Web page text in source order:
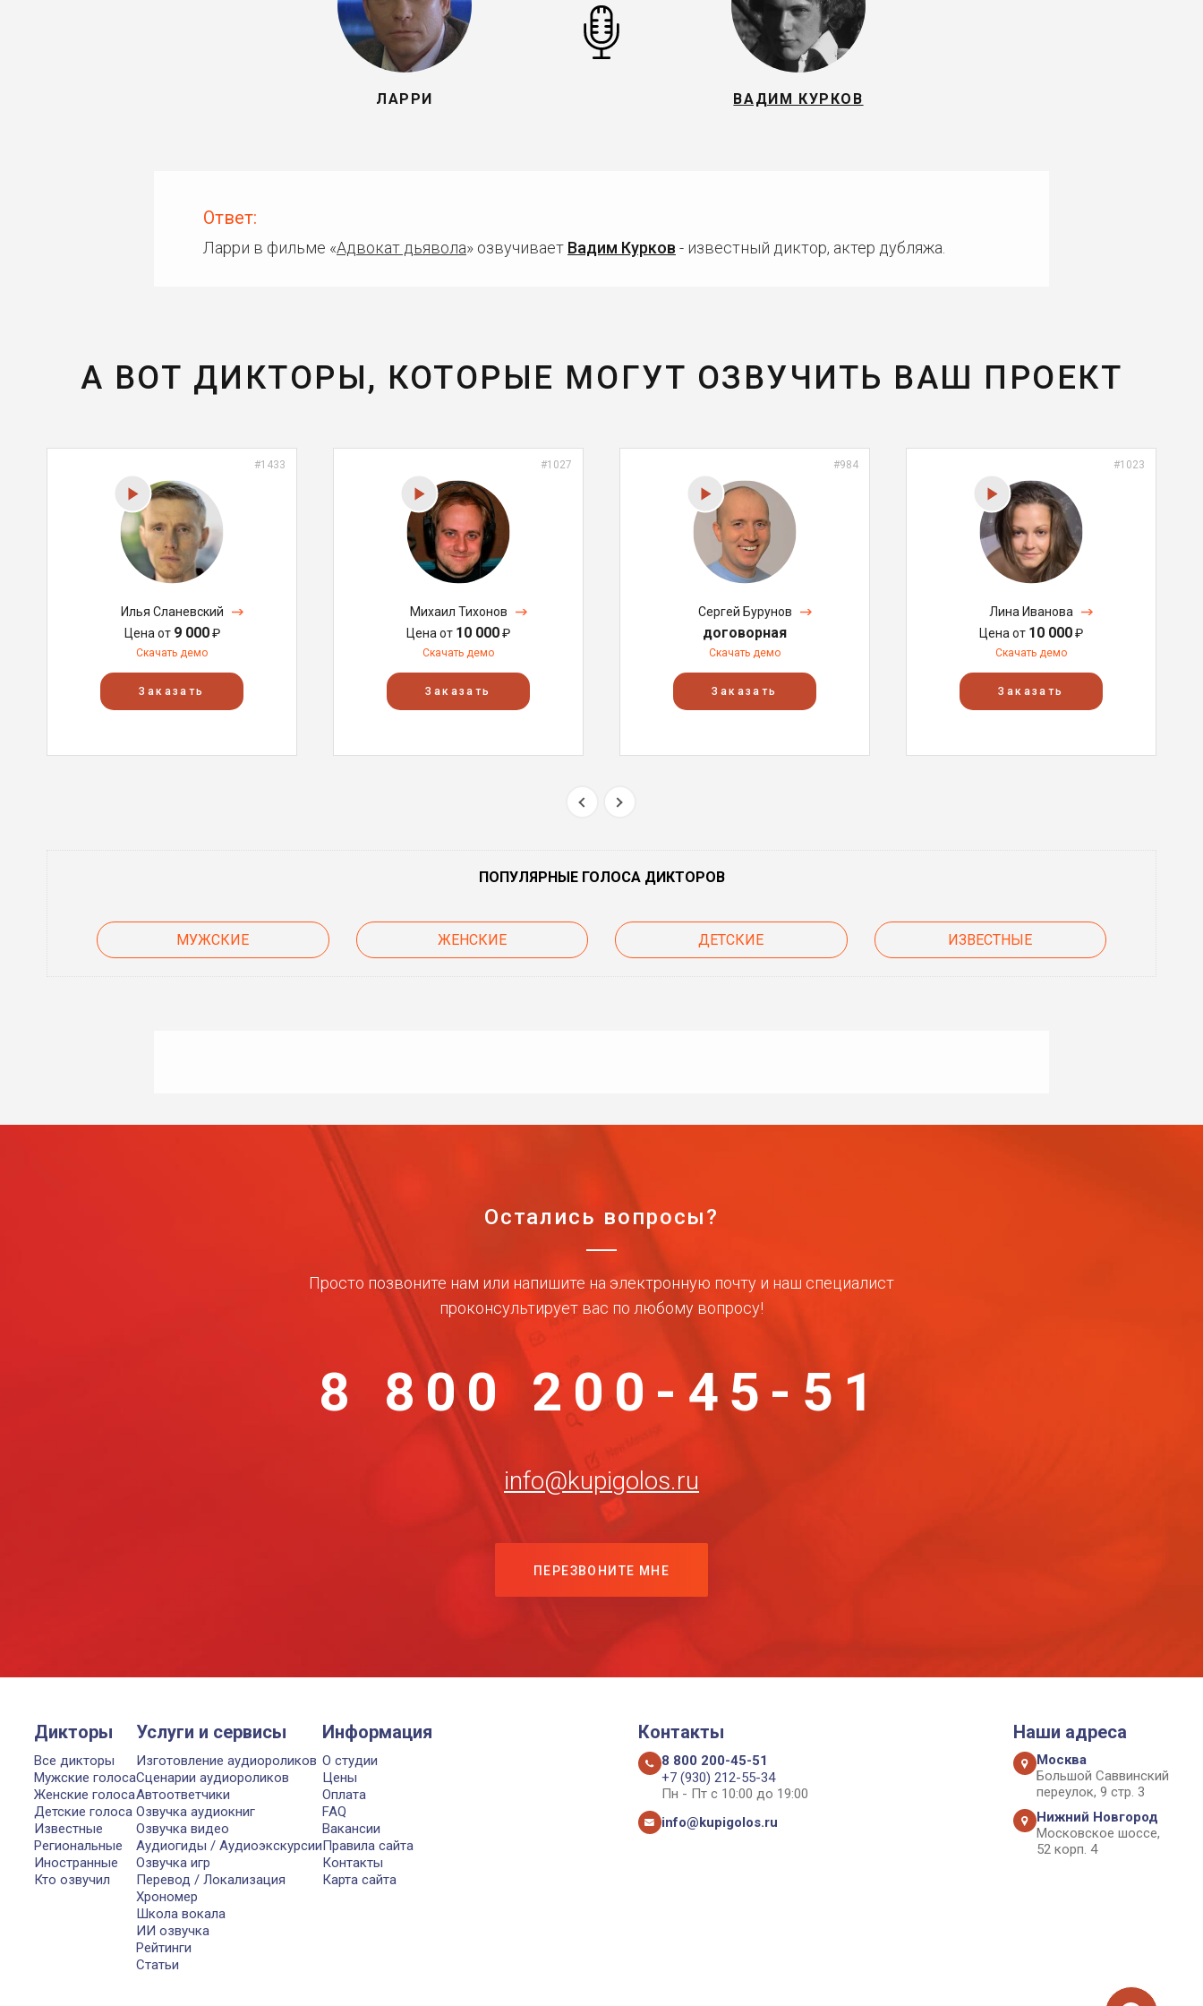
ЛАРРИ ВАДИМ КУРКОВ
Ответ:
Ларри в фильме «Адвокат дьявола» озвучивает Вадим Курков - известный диктор, актер дубляжа.
А ВОТ ДИКТОРЫ, КОТОРЫЕ МОГУТ ОЗВУЧИТЬ ВАШ ПРОЕКТ
#1433
Илья Сланевский
Цена от 9 000₽
Скачать демо
Заказать
#1027
Михаил Тихонов
Цена от 10 000₽
Скачать демо
Заказать
#984
Сергей Бурунов
договорная
Скачать демо
Заказать
#1023
Лина Иванова
Цена от 10 000₽
Скачать демо
Заказать
ПОПУЛЯРНЫЕ ГОЛОСА ДИКТОРОВ
МУЖСКИЕ ЖЕНСКИЕ ДЕТСКИЕ ИЗВЕСТНЫЕ
Остались вопросы?
Просто позвоните нам или напишите на электронную почту и наш специалист
проконсультирует вас по любому вопросу!
8 800 200-45-51
info@kupigolos.ru
ПЕРЕЗВОНИТЕ МНЕ
Дикторы
Все дикторы
Мужские голоса
Женские голоса
Детские голоса
Известные
Региональные
Иностранные
Кто озвучил
Услуги и сервисы
Изготовление аудиороликов
Сценарии аудиороликов
Автоответчики
Озвучка аудиокниг
Озвучка видео
Аудиогиды / Аудиоэкскурсии
Озвучка игр
Перевод / Локализация
Хрономер
Школа вокала
ИИ озвучка
Рейтинги
Статьи
Информация
О студии
Цены
Оплата
FAQ
Вакансии
Правила сайта
Контакты
Карта сайта
Контакты
8 800 200-45-51
+7 (930) 212-55-34
Пн - Пт с 10:00 до 19:00
info@kupigolos.ru
Наши адреса
Москва
Большой Саввинский
переулок, 9 стр. 3
Нижний Новгород
Московское шоссе,
52 корп. 4